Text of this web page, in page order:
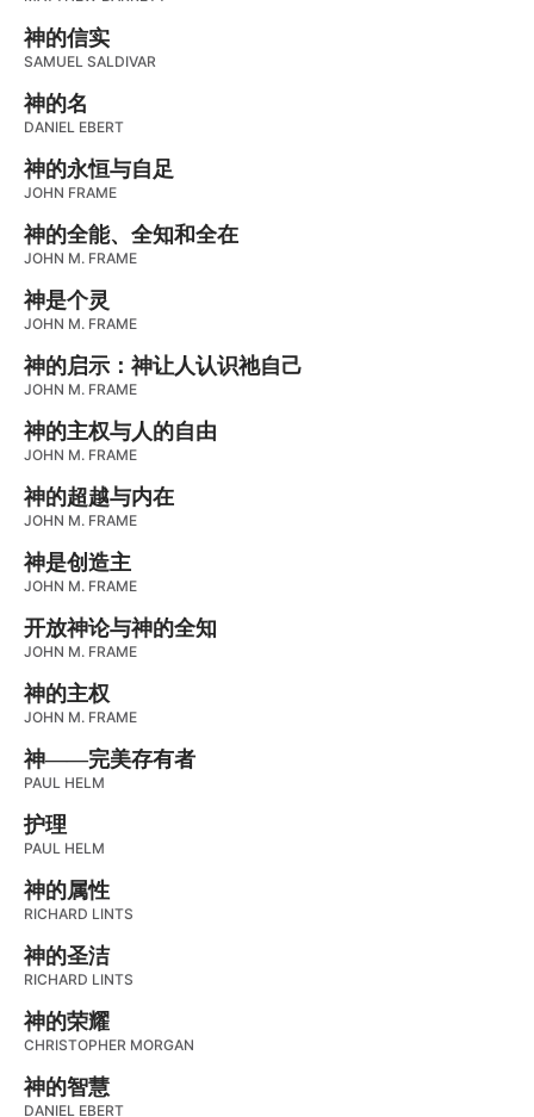
神的信实
SAMUEL SALDIVAR
神的名
DANIEL EBERT
神的永恒与自足
JOHN FRAME
神的全能、全知和全在
JOHN M. FRAME
神是个灵
JOHN M. FRAME
神的启示：神让人认识祂自己
JOHN M. FRAME
神的主权与人的自由
JOHN M. FRAME
神的超越与内在
JOHN M. FRAME
神是创造主
JOHN M. FRAME
开放神论与神的全知
JOHN M. FRAME
神的主权
JOHN M. FRAME
神——完美存有者
PAUL HELM
护理
PAUL HELM
神的属性
RICHARD LINTS
神的圣洁
RICHARD LINTS
神的荣耀
CHRISTOPHER MORGAN
神的智慧
DANIEL EBERT